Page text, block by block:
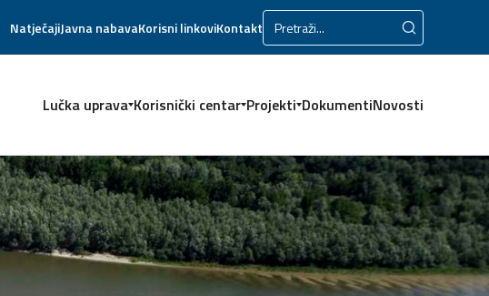
NatječajiJavna nabavaKorisni linkoviKontakt
Lučka uprava Korisnički centar Projekti DokumentiNovosti